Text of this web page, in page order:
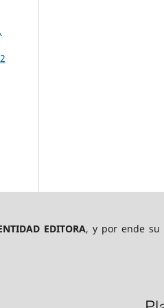
EDITORA, y por ende su